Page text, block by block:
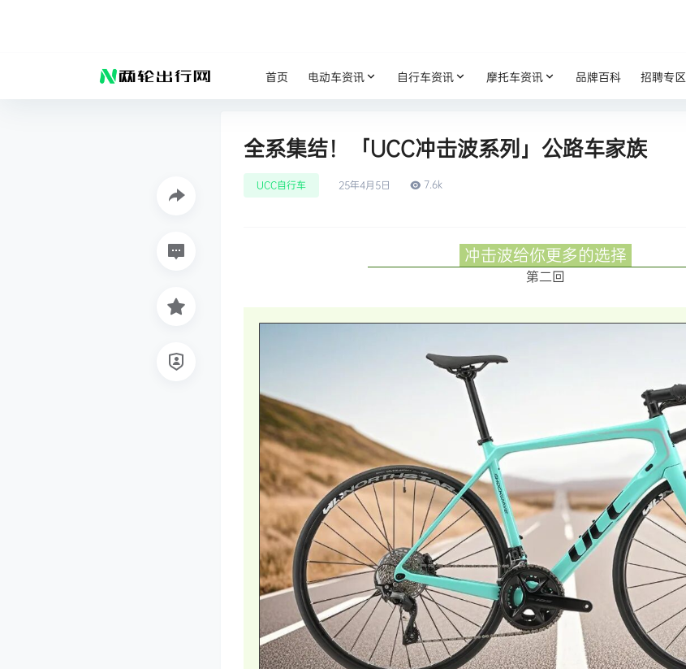
首页 电动车资讯 自行车资讯 摩托车资讯 品牌百科 招聘专区
全系集结！「UCC冲击波系列」公路车家族
UCC自行车 25年4月5日 7.6k
冲击波给你更多的选择
第二回